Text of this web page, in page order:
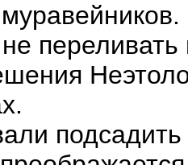
переливать
подсадить